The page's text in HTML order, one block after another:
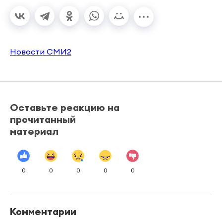
Новости СМИ2
Оставьте реакцию на
прочитанный
материал
0 0 0 0 0
Комментарии